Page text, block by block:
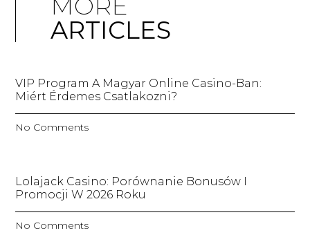
MORE
ARTICLES
VIP Program A Magyar Online Casino-Ban:
Miért Érdemes Csatlakozni?
No Comments
Lolajack Casino: Porównanie Bonusów I
Promocji W 2026 Roku
No Comments